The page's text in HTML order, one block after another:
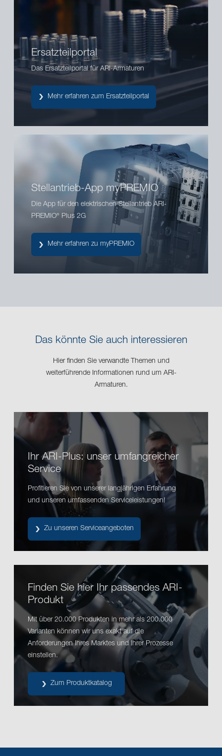
Ersatzteilportal
Das Ersatzteilportal für ARI-Armaturen
Mehr erfahren zum Ersatzteilportal
Stellantrieb-App myPREMIO
Die App für den elektrischen Stellantrieb ARI-
PREMIO® Plus 2G
Mehr erfahren zu myPREMIO
Das könnte Sie auch interessieren
Hier finden Sie verwandte Themen und
weiterführende Informationen rund um ARI-
Armaturen.
Ihr ARI-Plus: unser umfangreicher
Service
Profitieren Sie von unserer langjährigen Erfahrung
und unseren umfassenden Serviceleistungen!
Zu unseren Serviceangeboten
Finden Sie hier Ihr passendes ARI-
Produkt
Mit über 20.000 Produkten in mehr als 200.000
Varianten können wir uns exakt auf die
Anforderungen Ihres Marktes und Ihrer Prozesse
einstellen.
Zum Produktkatalog